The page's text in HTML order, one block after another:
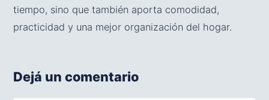
tiempo, sino que también aporta comodidad,
practicidad y una mejor organización del hogar.
Dejá un comentario